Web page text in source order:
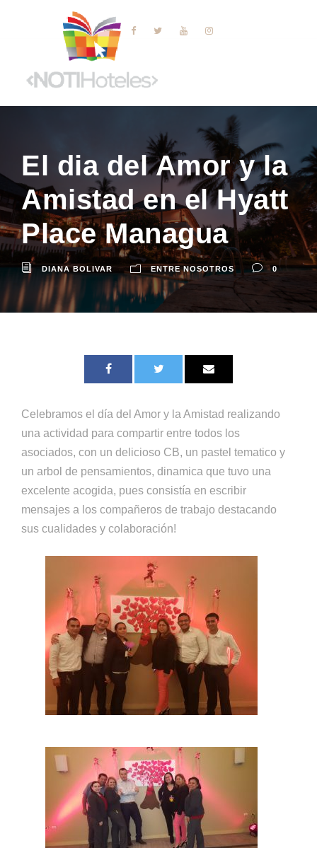
El dia del Amor y la
Amistad en el Hyatt
Place Managua
DIANA BOLIVAR ENTRE NOSOTROS 0
Celebramos el día del Amor y la Amistad realizando
una actividad para compartir entre todos los
asociados, con un delicioso CB, un pastel tematico y
un arbol de pensamientos, dinamica que tuvo una
excelente acogida, pues consistía en escribir
mensajes a los compañeros de trabajo destacando
sus cualidades y colaboración!